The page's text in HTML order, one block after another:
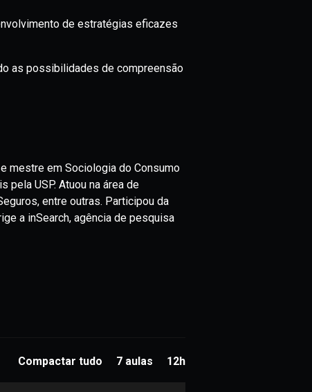
de estratégias eficazes
as possibilidades de compreensão
mestre em Sociologia do Consumo
pela USP. Atuou na área de
entre outras. Participou da
a inSearch, agência de pesquisa
Compactar tudo 7 aulas 12h